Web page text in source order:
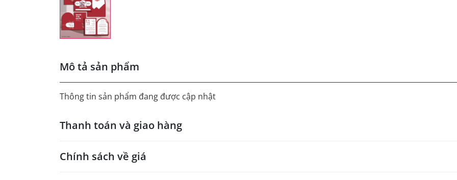
Mô tả sản phẩm
Thông tin sản phẩm đang được cập nhật
Thanh toán và giao hàng
Chính sách về giá